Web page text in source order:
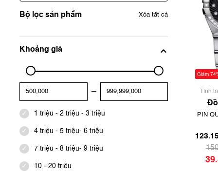
Bộ lọc sản phẩm Xóa tất cả
Khoảng giá
1 triệu - 2 triệu - 3 triệu
4 triệu - 5 triệu- 6 triệu
7 triệu - 8 triệu- 9 triệu
10 - 20 triệu
Giảm
Tình
qua
đẹp,
PIN
-